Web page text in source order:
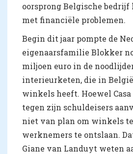
oorsprong Belgische bedrijf
met financiële problemen.
Begin dit jaar pompte de
eigenaarsfamilie Blokker
miljoen euro in de
interieurketen, die in
winkels heeft. Hoewel
tegen zijn schuldeisers
niet van plan om winkels
werknemers te ontslaan.
Giane van Landuyt weten